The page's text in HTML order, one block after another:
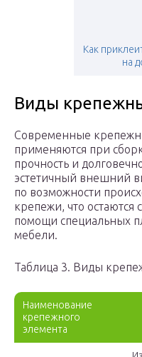
Как
на
Виды
Современные
применяются при
прочность и
эстетичный внешний
по возможности
крепежи, что
помощи специальных
мебели.
Таблица 3. Виды
Наименование
крепежного
элемента